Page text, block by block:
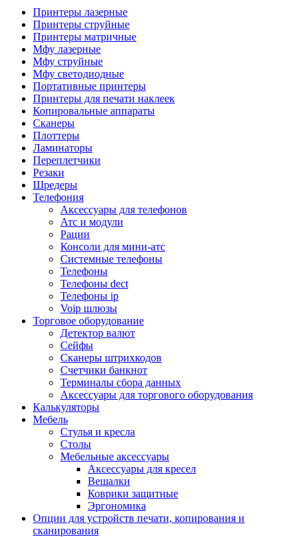
Камеры для видеоконференцсвязи
Аксессуары для видеоконференцсвязи
Системы безопасности и умный дом
Комплекты видеонаблюдения
Мониторы и видеостены
Регистраторы
Замки
Терминалы доступа
Охранно-пожарная сигнализация
Коннекторы и розетки
Инструмент и садовая техника
Электро и пневмоинструмент
Аксессуары для пневмоинструментов
Гайковерты пневматические
Инструмент измерительный
Краскораспылители пневматические
Наборы пневматические
Пистолеты пневматические
Шуруповерты
Дрели
Лобзики
Перфораторы
Шлифмашины
Наборы инструментов
Пилы
Принтеры лазерные
Принтеры струйные
Принтеры матричные
Мфу лазерные
Мфу струйные
Мфу светодиодные
Портативные принтеры
Принтеры для печати наклеек
Копировальные аппараты
Сканеры
Плоттеры
Ламинаторы
Переплетчики
Резаки
Шредеры
Телефония
Аксессуары для телефонов
Атс и модули
Рации
Консоли для мини-атс
Системные телефоны
Телефоны
Телефоны dect
Телефоны ip
Voip шлюзы
Торговое оборудование
Детектор валют
Сейфы
Сканеры штрихкодов
Счетчики банкнот
Терминалы сбора данных
Аксессуары для торгового оборудования
Калькуляторы
Мебель
Стулья и кресла
Столы
Мебельные аксессуары
Аксессуары для кресел
Вешалки
Коврики защитные
Эргономика
Опции для устройств печати, копирования и
сканирования